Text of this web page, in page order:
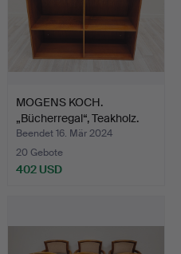
MOGENS KOCH.
„Bücherregal“, Teakholz.
Rud.…
Beendet 16. Mär 2024
20 Gebote
402 USD